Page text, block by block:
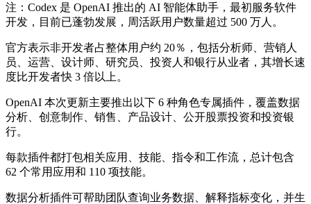
注：Codex 是 OpenAI 推出的 AI 智能体助手，最初服务软件
开发，目前已蓬勃发展，周活跃用户数量超过 500 万人。
官方表示非开发者占整体用户约 20％，包括分析师、营销人
员、运营、设计师、研究员、投资人和银行从业者，其增长速
度比开发者快 3 倍以上。
OpenAI 本次更新主要推出以下 6 种角色专属插件，覆盖数据
分析、创意制作、销售、产品设计、公开股票投资和投资银
行。
每款插件都打包相关应用、技能、指令和工作流，总计包含
62 个常用应用和 110 项技能。
数据分析插件可帮助团队查询业务数据、解释指标变化，并生